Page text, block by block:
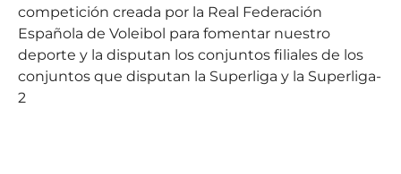
competición creada por la Real Federación
Española de Voleibol para fomentar nuestro
deporte y la disputan los conjuntos filiales de los
conjuntos que disputan la Superliga y la Superliga-
2